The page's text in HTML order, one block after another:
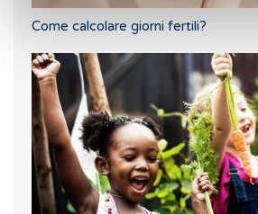
Come calcolare giorni fertili?